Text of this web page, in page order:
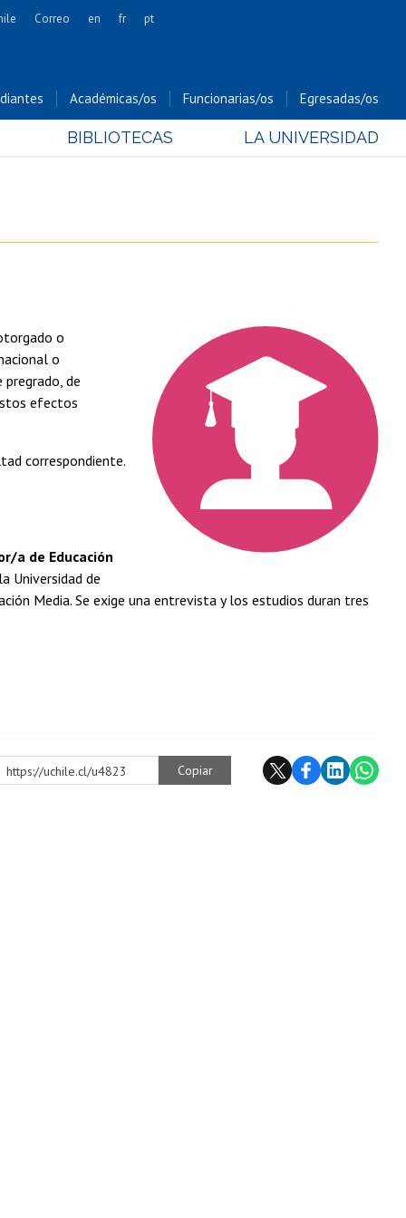
Cs. Forestales y Conservación
Cs. Sociales
Correo en fr pt
Académicas/os Funcionarias/os Egresadas/os
BIBLIOTECAS LA UNIVERSIDAD
o
o
de
efectos
correspondiente.
a de Educación
Universidad de
Media. Se exige una entrevista y los estudios duran tres
https://uchile.cl/u4823 Copiar